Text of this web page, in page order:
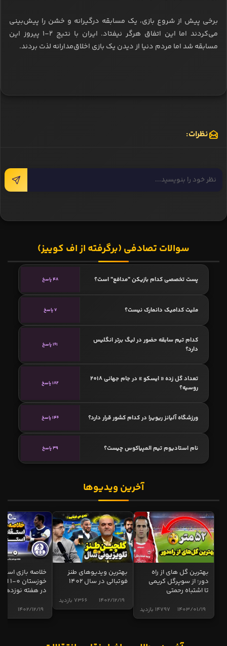
برخی پیش از شروع بازی، یک مسابقه درگیرانه و خشن را پیش‌بینی
می‌کردند اما این اتفاق هرگر نیفتاد. ایران با نتیج ۲-۱ پیروز این
مسابقه شد اما مردم دنیا از دیدن یک بازی اخلاق‌مدارانه لذت بردند.
نظرات:
سوالات تصادفی (برگرفته از اف کوییز)
پست تخصصی کدام بازیکن "مدافع" است؟ 48 پاسخ
ملیت کدامیک دانمارک نیست؟ 7 پاسخ
کدام تیم سابقه حضور در لیگ برتر انگلیس
دارد؟
161 پاسخ
تعداد گل زده « ایسکو » در جام جهانی 2018
روسیه؟
182 پاسخ
ورزشگاه آلیانز ریویرا در کدام کشور قرار دارد؟ 146 پاسخ
نام استادیوم تیم المپیاکوس چیست؟ 39 پاسخ
آخرین ویدیوها
بهترین گل های از راه
دور؛ از سوپرگل کریمی
تا اشتباه رحمتی
14797 بازدید 1403/01/19
بهترین ویدیوهای طنز
فوتبالی در سال 1402
7366 بازدید 1402/12/19
خلاصه بازی
در هفته نوزدهم
1402/12/19